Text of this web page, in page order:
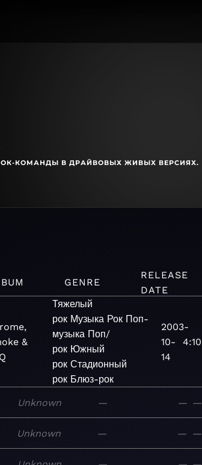
КОМАНДЫ В ДРАЙВОВЫХ ЖИВЫХ ВЕРСИЯХ.
GENRE
RELEASE
DATE
&
Тяжелый
рок Музыка Рок Поп-
музыка Поп/
рок Южный
рок Стадионный
рок Блюз-рок
2003-
10-
14
4:10
Unknown — — —
Unknown — — —